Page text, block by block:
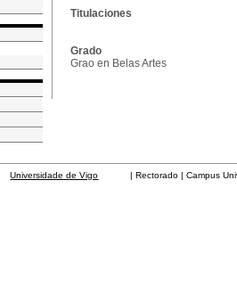
Titulaciones
Grado
Grao en Belas Artes
Universidade de Vigo | Rectorado | Campus